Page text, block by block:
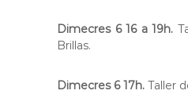
Dimecres 6 16 a 19h.
Brillas.
Dimecres 6 17h. Taller